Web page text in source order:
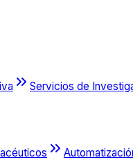
Servicios de